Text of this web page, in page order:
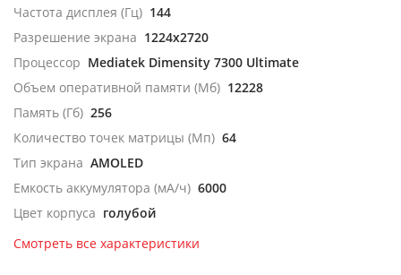
Частота дисплея (Гц) 144
Разрешение экрана 1224x2720
Процессор Mediatek Dimensity 7300 Ultimate
Объем оперативной памяти (Мб) 12228
Память (Гб) 256
Количество точек матрицы (Мп) 64
Тип экрана AMOLED
Емкость аккумулятора (мА/ч) 6000
Цвет корпуса голубой
Смотреть все характеристики